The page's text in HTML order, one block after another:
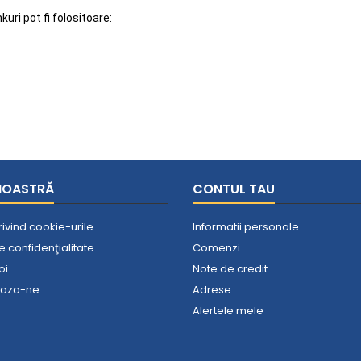
pot fi folositoare:
cookie-urile
confidenţialitate
ne
CONTUL TAU
Informatii personale
Comenzi
Note de credit
Adrese
Alertele mele